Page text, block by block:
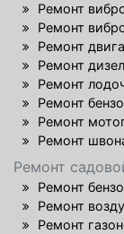
Ремонт
Ремонт
Ремонт
Ремонт
Ремонт
Ремонт
Ремонт
Ремонт
Ремонт
Ремонт
Ремонт
Ремонт